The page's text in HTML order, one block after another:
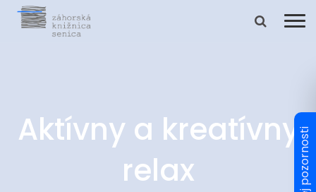
Aktívny a kreatívny
relax